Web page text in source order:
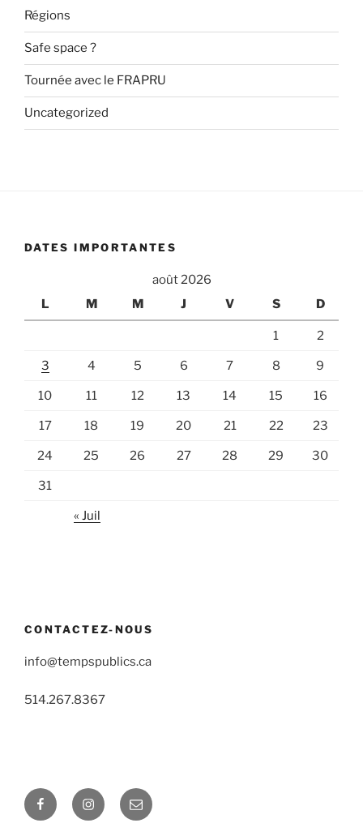
Régions
Safe space ?
Tournée avec le FRAPRU
Uncategorized
DATES IMPORTANTES
août 2026
L
M M J V S D
1 2
3 4 5 6 7 8 9
10 11 12 13 14 15 16
17 18 19 20 21 22 23
24 25 26 27 28 29 30
31
« Juil
CONTACTEZ-NOUS
info@tempspublics.ca
514.267.8367
FacebookInstagram
E-
mail